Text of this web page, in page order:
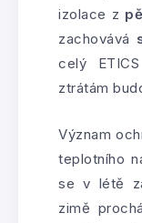
izolace z
zachovává
celý
ztrátám
Význam
teplotního
se v létě
zimě